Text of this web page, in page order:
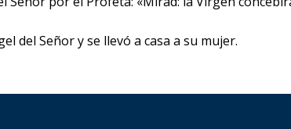
del Señor y se llevó a casa a su mujer.